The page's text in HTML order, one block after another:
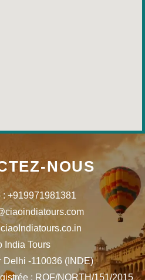
NOUS
: +919971981381
India Tours
Delhi -110036 (INDE)
: ROF/NORTH/151/2015